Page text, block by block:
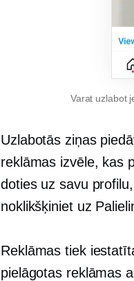
Varat uzlabot
Uzlabotās ziņas
reklāmas izvēle, kas
doties uz savu
noklikšķiniet uz
Reklāmas tiek
pielāgotas reklāmas